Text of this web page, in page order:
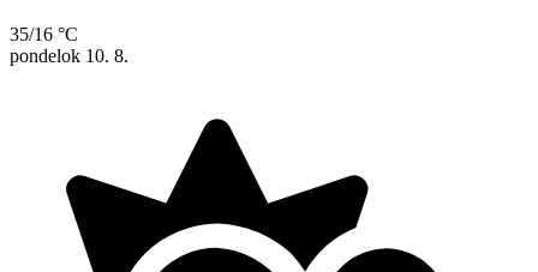
35/16 °C
pondelok 10. 8.